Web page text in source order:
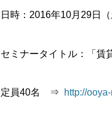
日時：2016年10月29日
セミナータイトル：「賃
定員40名 ⇒ http://